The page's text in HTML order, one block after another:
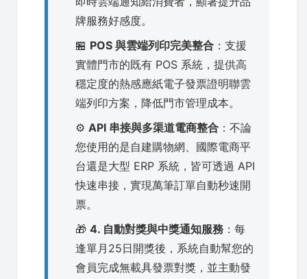
牌服務好感度。
🏪 POS 與雲端列印完美整合 ：支援
實體門市的既有 POS 系統，提供高
穩定度的熱感應紙電子發票證明聯雲
端列印方案，降低門市管理成本。
⚙️ API 串接與多渠道電商整合 ：不論
您使用的是自建購物網、國際電商平
台還是大型 ERP 系統，皆可透過 API
快速串接，實現萬筆訂單自動秒速開
票。
🎁 4. 自動對獎與中獎通知服務 ：每
逢單月25日開獎後，系統自動幫您的
會員完成無載具發票對獎，並主動發